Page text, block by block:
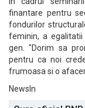
finantare pentru
fondurilor
feminin, a
gen. "Dorim sa
pentru ca noi
frumoasa si o
NewsIn